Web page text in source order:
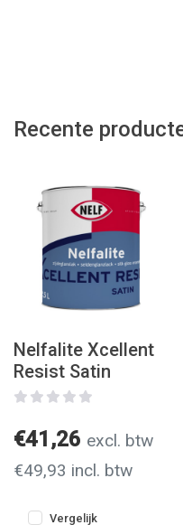
Recente
Nelfalite Xcellent
Resist Satin
€41,26 excl. btw
€49,93 incl. btw
Vergelijk